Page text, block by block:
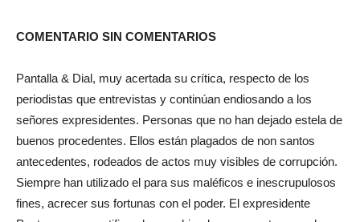
COMENTARIO SIN COMENTARIOS
Pantalla & Dial, muy acertada su crítica, respecto de los
periodistas que entrevistas y continúan endiosando a los
señores expresidentes. Personas que no han dejado estela de
buenos procedentes. Ellos están plagados de non santos
antecedentes, rodeados de actos muy visibles de corrupción.
Siempre han utilizado el para sus maléficos e inescrupulosos
fines, acrecer sus fortunas con el poder. El expresidente